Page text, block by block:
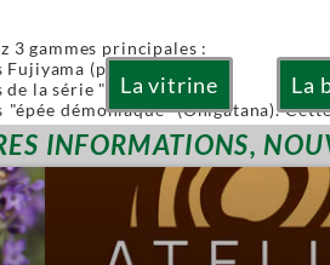
La vitrine La
3 gammes principales :
Fujiyama (pliables)
de la série "Or" (Gold)
"épée démoniaque" (Onigatana).
la main tout en conservant
sont à lames interchangeables.
aussi quelques produits
: l'équivalent japonais de nos scies
: parfaite pour araser les tenons.
INFORMATIONS,